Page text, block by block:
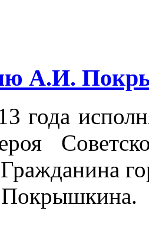
А.И.
года